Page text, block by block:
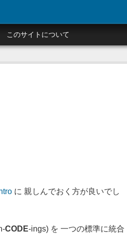
このサイトについて
に 親しんでおく方が良いでし
CODE-ings) を 一つの標準に統合